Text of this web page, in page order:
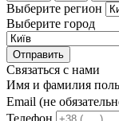
Выберите регион
Выберите город
Отправить
Связаться с нами
Имя и фамилия
Email (не
Телефон